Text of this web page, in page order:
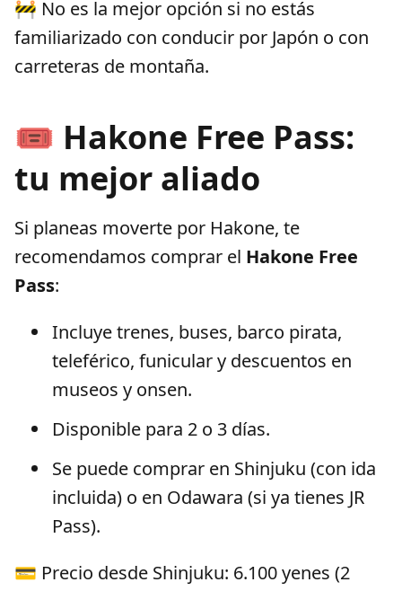
🚧 No es la mejor opción si no estás
familiarizado con conducir por Japón o con
carreteras de montaña.
🎟️ Hakone Free Pass:
tu mejor aliado
Si planeas moverte por Hakone, te
recomendamos comprar el Hakone Free
Pass:
Incluye trenes, buses, barco pirata,
teleférico, funicular y descuentos en
museos y onsen.
Disponible para 2 o 3 días.
Se puede comprar en Shinjuku (con ida
incluida) o en Odawara (si ya tienes JR
Pass).
💳 Precio desde Shinjuku: 6.100 yenes (2